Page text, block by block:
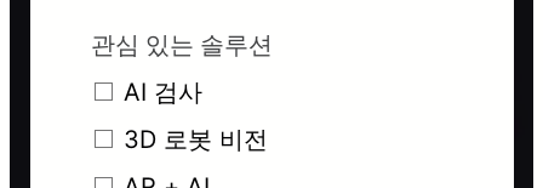
관심 있는 솔루션
AI 검사
3D 로봇 비전